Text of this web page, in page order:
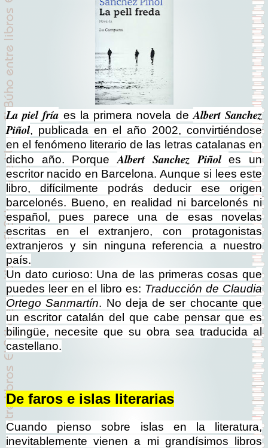
La piel fría es la primera novela de Albert Sanchez
Piñol, publicada en el año 2002, convirtiéndose
en el fenómeno literario de las letras catalanas en
dicho año. PorqueAlbert Sanchez Piñoles un
escritor nacido en Barcelona. Aunque si lees este
libro, difícilmente podrás deducir ese origen
barcelonés. Bueno, en realidad ni barcelonés ni
español, pues parece una de esas novelas
escritas en el extranjero, con protagonistas
extranjeros y sin ninguna referencia a nuestro
país.
Un dato curioso: Una de las primeras cosas que
puedes leer en el libro es: Traducción de Claudia
Ortego Sanmartín. No deja de ser chocante que
un escritor catalán del que cabe pensar que es
bilingüe, necesite que su obra sea traducida al
castellano.
De faros e islas literarias
Cuando pienso sobre islas en la literatura,
inevitablemente vienen a mi grandísimos libros